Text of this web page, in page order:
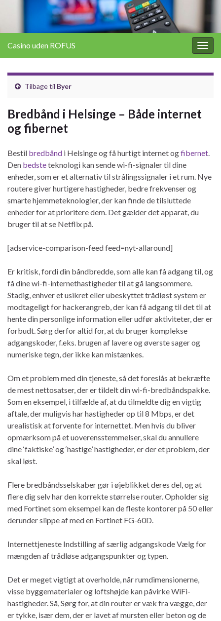
Casino uden ROFUS
Tilbage til Byer
Bredbånd i Helsinge – Både internet
og fibernet
Bestil bredbånd i Helsinge og få hurtigt internet ogfibernet
Den bedsteteknologi kan sende wi-fi-signaler til dine
enheder, som er et alternativ til strålingssignaler i et rum. Nye
routere giver hurtigere hastigheder, bedre frekvenser og
smarte hjemmeteknologier, der kan finde de tilsluttede
enheder for at prioritere dem. Det gælder det apparat, du
bruger til at se Netflix på.
[adservice-comparison-feed feed=nyt-allaround]
Er kritisk, fordi din båndbredde, som alle kan få adgang til, og
få dine wi-fi-internethastigheder til at gå langsommere.
Stadig, enhver et usikret eller ubeskyttet trådløst system er
modtageligt for hackerangreb, der kan få adgang til det til at
hente din personlige information eller udfør aktiviteter, der er
forbudt. Sørg derfor altid for, at du bruger komplekse
adgangskoder, f.eks. brugen af ​​lavere og øverste sager og
numeriske tegn, der ikke kan mistænkes.
Om et problem med din tjeneste, så det foreslås at bekræfte
de mest nettosatser, der er tildelt din wi-fi-bredbåndspakke.
Som en eksempel, i tilfælde af, at du tilmeldte dig en vigtig
aftale, der muligvis har hastigheder op til 8 Mbps, er det
urealistisk at forvente for internettet. Men hvis du bliver
opmærksom på et uoverensstemmelser, skal du annullere
dine ‘faktiske’ og ‘hastige’ hastigheder, er der et problem, der
skal løst.
Flere bredbåndsselskaber gør i øjeblikket deres del, og at
flere dig selv har den korrekte størrelse router. Opholder sig
med Fortinet som eksempel kan de fleste kontorer på 50 eller
derunder slippe af med en Fortinet FG-60D.
Internettjeneste Indstilling af særlig adgangskode Vælg for
mængden af ​​trådløse adgangspunkter og typen.
Det er meget vigtigt at overholde, når rumdimensionerne,
visse byggematerialer og loftshøjde kan påvirke WiFi-
hastigheder. Så, Sørg for, at din router er væk fra vægge, der
er tykke, især dem, der er lavet af mursten eller beton og de